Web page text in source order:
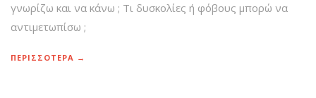
γνωρίζω και να κάνω ; Τι δυσκολίες ή φόβους μπορώ να
αντιμετωπίσω ;
ΠΕΡΙΣΣΟΤΕΡΑ →